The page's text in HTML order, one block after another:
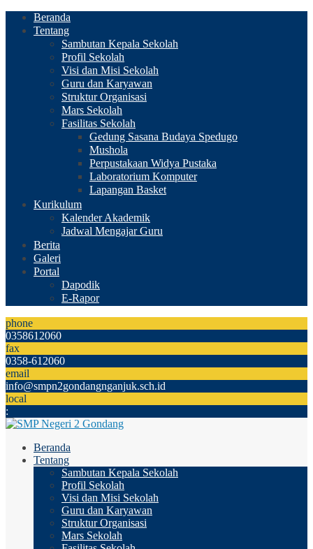
Beranda
Tentang
Sambutan Kepala Sekolah
Profil Sekolah
Visi dan Misi Sekolah
Guru dan Karyawan
Struktur Organisasi
Mars Sekolah
Fasilitas Sekolah
Gedung Sasana Budaya Spedugo
Mushola
Perpustakaan Widya Pustaka
Laboratorium Komputer
Lapangan Basket
Kurikulum
Kalender Akademik
Jadwal Mengajar Guru
Berita
Galeri
Portal
Dapodik
E-Rapor
phone
0358612060
fax
0358-612060
email
info@smpn2gondangnganjuk.sch.id
local
:
Beranda
Tentang
Sambutan Kepala Sekolah
Profil Sekolah
Visi dan Misi Sekolah
Guru dan Karyawan
Struktur Organisasi
Mars Sekolah